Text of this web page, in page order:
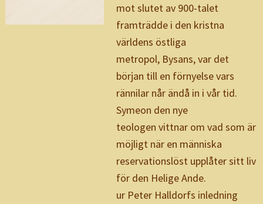
mot slutet av 900-talet
framträdde i den kristna
världens östliga
metropol, Bysans, var det
början till en förnyelse vars
rännilar når ändå in i vår tid.
Symeon den nye
teologen vittnar om vad som är
möjligt när en människa
reservationslöst upplåter sitt liv
för den Helige Ande.
ur Peter Halldorfs inledning